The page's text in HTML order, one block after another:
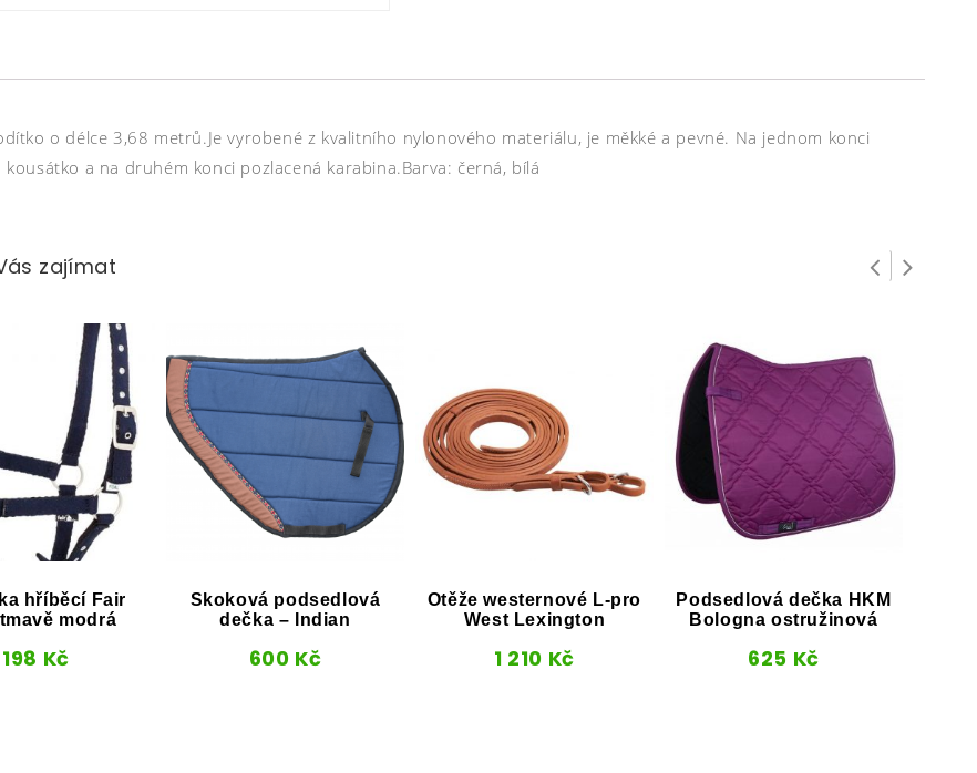
o délce 3,68 metrů.Je vyrobené z kvalitního nylonového materiálu, je měkké a pevné. Na jednom konci
kousátko a na druhém konci pozlacená karabina.Barva: černá, bílá
zajímat
hříběcí Fair
modrá
198 Kč
Skoková podsedlová
dečka – Indian
600 Kč
Otěže westernové L-pro
West Lexington
1 210 Kč
Podsedlová dečka HKM
Bologna ostružinová
625 Kč